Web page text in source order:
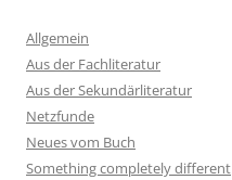
Allgemein
Aus der Fachliteratur
Aus der Sekundärliteratur
Netzfunde
Neues vom Buch
Something completely different